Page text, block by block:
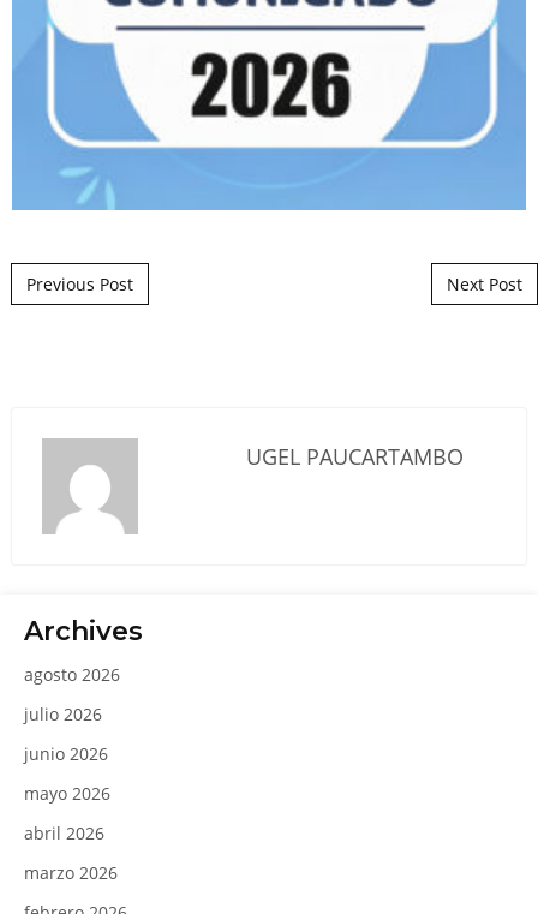
Post navigation
Previous Post Next Post
UGEL PAUCARTAMBO
Archives
agosto 2026
julio 2026
junio 2026
mayo 2026
abril 2026
marzo 2026